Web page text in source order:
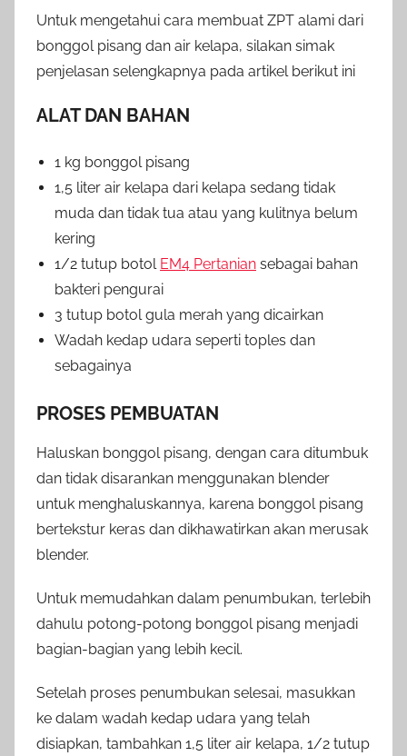
Untuk mengetahui cara membuat ZPT alami dari
bonggol pisang dan air kelapa, silakan simak
penjelasan selengkapnya pada artikel berikut ini
ALAT DAN BAHAN
1 kg bonggol pisang
1,5 liter air kelapa dari kelapa sedang tidak
muda dan tidak tua atau yang kulitnya belum
kering
1/2 tutup botol EM4 Pertanian sebagai bahan
bakteri pengurai
3 tutup botol gula merah yang dicairkan
Wadah kedap udara seperti toples dan
sebagainya
PROSES PEMBUATAN
Haluskan bonggol pisang, dengan cara ditumbuk
dan tidak disarankan menggunakan blender
untuk menghaluskannya, karena bonggol pisang
bertekstur keras dan dikhawatirkan akan merusak
blender.
Untuk memudahkan dalam penumbukan, terlebih
dahulu potong-potong bonggol pisang menjadi
bagian-bagian yang lebih kecil.
Setelah proses penumbukan selesai, masukkan
ke dalam wadah kedap udara yang telah
disiapkan, tambahkan 1,5 liter air kelapa, 1/2 tutup